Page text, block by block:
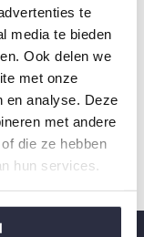
te
media te bieden
Ook delen we
met onze
en analyse. Deze
met andere
die ze hebben
hun services.
pyjama short!
zodat jij heerlijk